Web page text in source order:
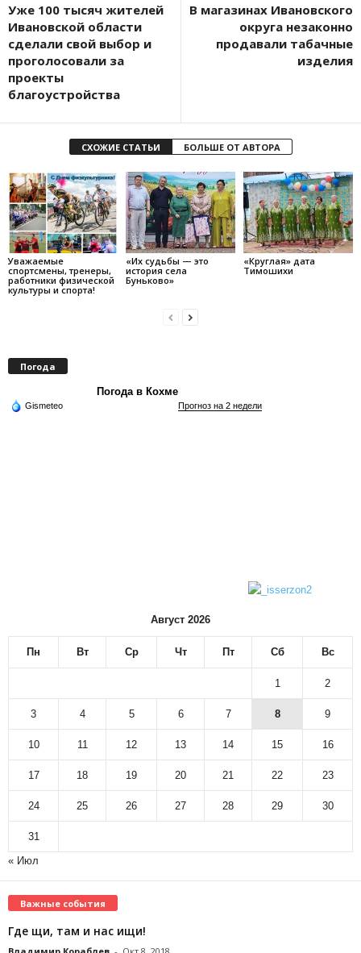
Уже 100 тысяч жителей
Ивановской области
сделали свой выбор и
проголосовали за
проекты
благоустройства
В магазинах Ивановского
округа незаконно
продавали табачные
изделия
СХОЖИЕ СТАТЬИ БОЛЬШЕ ОТ АВТОРА
Уважаемые
спортсмены, тренеры,
работники физической
культуры и спорта!
«Их судьбы — это
история села
Буньково»
«Круглая» дата
Тимошихи
Погода
Погода в Кохме
Gismeteo Прогноз на 2 недели
Август 2026
Пн Вт Ср Чт Пт Сб Вс
1 2
3 4 5 6 7 8 9
10 11 12 13 14 15 16
17 18 19 20 21 22 23
24 25 26 27 28 29 30
31
« Июл
Важные события
Где щи, там и нас ищи!